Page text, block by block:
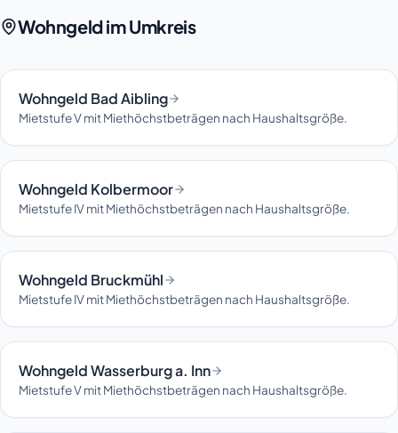
Wohngeld im Umkreis
Wohngeld Bad Aibling
Mietstufe V mit Miethöchstbeträgen nach Haushaltsgröße.
Wohngeld Kolbermoor
Mietstufe IV mit Miethöchstbeträgen nach Haushaltsgröße.
Wohngeld Bruckmühl
Mietstufe IV mit Miethöchstbeträgen nach Haushaltsgröße.
Wohngeld Wasserburg a. Inn
Mietstufe V mit Miethöchstbeträgen nach Haushaltsgröße.